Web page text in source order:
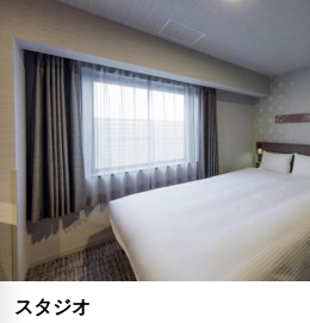
スタジオ